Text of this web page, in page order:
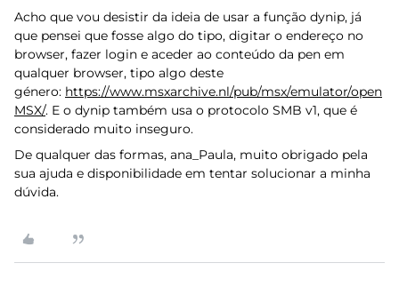
Acho que vou desistir da ideia de usar a função dynip, já
que pensei que fosse algo do tipo, digitar o endereço no
browser, fazer login e aceder ao conteúdo da pen em
qualquer browser, tipo algo deste
género: https://www.msxarchive.nl/pub/msx/emulator/open
MSX/. E o dynip também usa o protocolo SMB v1, que é
considerado muito inseguro.
De qualquer das formas, ana_Paula, muito obrigado pela
sua ajuda e disponibilidade em tentar solucionar a minha
dúvida.